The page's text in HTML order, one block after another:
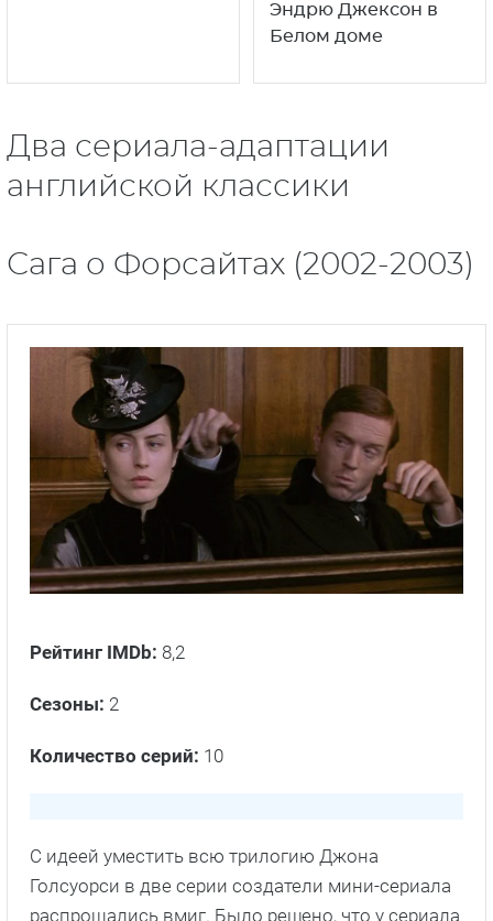
Эндрю Джексон в
Белом доме
Два сериала-адаптации
английской классики
Сага о Форсайтах (2002-2003)
Рейтинг IMDb: 8,2
Сезоны: 2
Количество серий: 10
С идеей уместить всю трилогию Джона
Голсуорси в две серии создатели мини-сериала
распрощались вмиг. Было решено, что у сериала